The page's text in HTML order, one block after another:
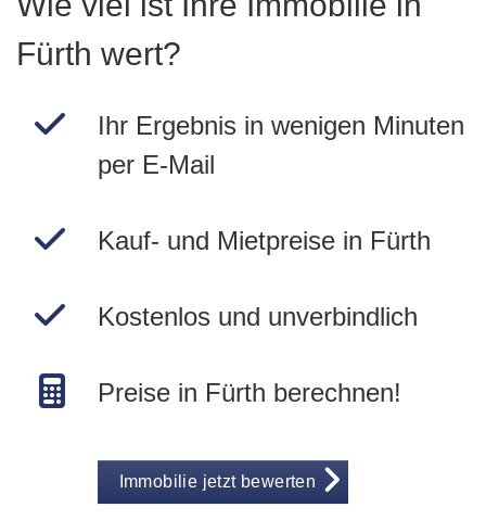
Fürth wert?
Ihr Ergebnis in wenigen Minuten
per E-Mail
Kauf- und Mietpreise in Fürth
Kostenlos und unverbindlich
Preise in Fürth berechnen!
Immobilie jetzt bewerten